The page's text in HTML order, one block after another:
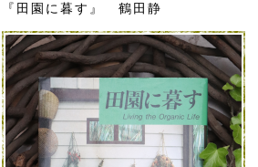
『田園に暮す』 鶴田静